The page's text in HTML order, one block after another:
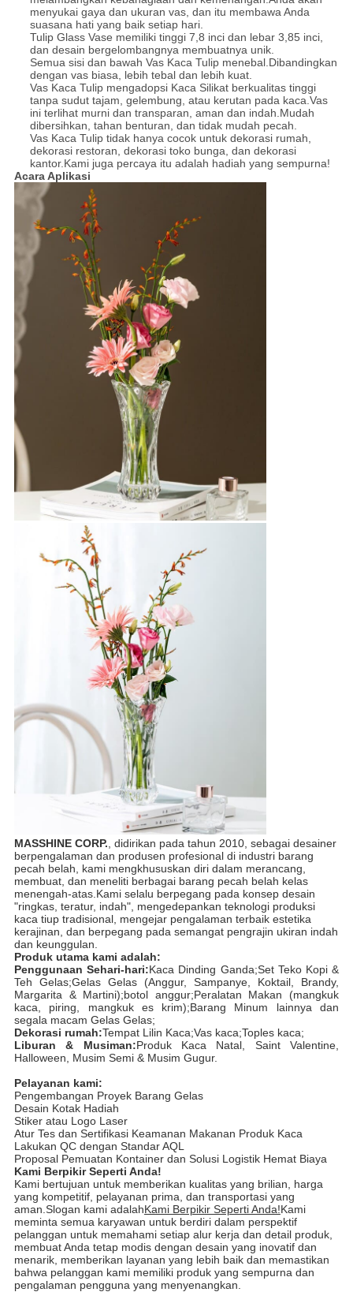
menyukai gaya dan ukuran vas, dan itu membawa Anda
suasana hati yang baik setiap hari.
Tulip Glass Vase memiliki tinggi 7,8 inci dan lebar 3,85 inci,
dan desain bergelombangnya membuatnya unik.
Semua sisi dan bawah Vas Kaca Tulip menebal.Dibandingkan
dengan vas biasa, lebih tebal dan lebih kuat.
Vas Kaca Tulip mengadopsi Kaca Silikat berkualitas tinggi
tanpa sudut tajam, gelembung, atau kerutan pada kaca.Vas
ini terlihat murni dan transparan, aman dan indah.Mudah
dibersihkan, tahan benturan, dan tidak mudah pecah.
Vas Kaca Tulip tidak hanya cocok untuk dekorasi rumah,
dekorasi restoran, dekorasi toko bunga, dan dekorasi
kantor.Kami juga percaya itu adalah hadiah yang sempurna!
Acara Aplikasi
MASSHINE CORP. , didirikan pada tahun 2010, sebagai desainer
berpengalaman dan produsen profesional di industri barang
pecah belah, kami mengkhususkan diri dalam merancang,
membuat, dan meneliti berbagai barang pecah belah kelas
menengah-atas.Kami selalu berpegang pada konsep desain
"ringkas, teratur, indah", mengedepankan teknologi produksi
kaca tiup tradisional, mengejar pengalaman terbaik estetika
kerajinan, dan berpegang pada semangat pengrajin ukiran indah
dan keunggulan.
Produk utama kami adalah:
Penggunaan Sehari-hari:Kaca Dinding Ganda;Set Teko Kopi &
Teh Gelas;Gelas Gelas (Anggur, Sampanye, Koktail, Brandy,
Margarita & Martini);botol anggur;Peralatan Makan (mangkuk
kaca, piring, mangkuk es krim);Barang Minum lainnya dan
segala macam Gelas Gelas;
Dekorasi rumah:Tempat Lilin Kaca;Vas kaca;Toples kaca;
Liburan & Musiman:Produk Kaca Natal, Saint Valentine,
Halloween, Musim Semi & Musim Gugur.
Pelayanan kami:
Pengembangan Proyek Barang Gelas
Desain Kotak Hadiah
Stiker atau Logo Laser
Atur Tes dan Sertifikasi Keamanan Makanan Produk Kaca
Lakukan QC dengan Standar AQL
Proposal Pemuatan Kontainer dan Solusi Logistik Hemat Biaya
Kami Berpikir Seperti Anda!
Kami bertujuan untuk memberikan kualitas yang brilian, harga
yang kompetitif, pelayanan prima, dan transportasi yang
aman.Slogan kami adalahKami Berpikir Seperti Anda!Kami
meminta semua karyawan untuk berdiri dalam perspektif
pelanggan untuk memahami setiap alur kerja dan detail produk,
membuat Anda tetap modis dengan desain yang inovatif dan
menarik, memberikan layanan yang lebih baik dan memastikan
bahwa pelanggan kami memiliki produk yang sempurna dan
pengalaman pengguna yang menyenangkan.